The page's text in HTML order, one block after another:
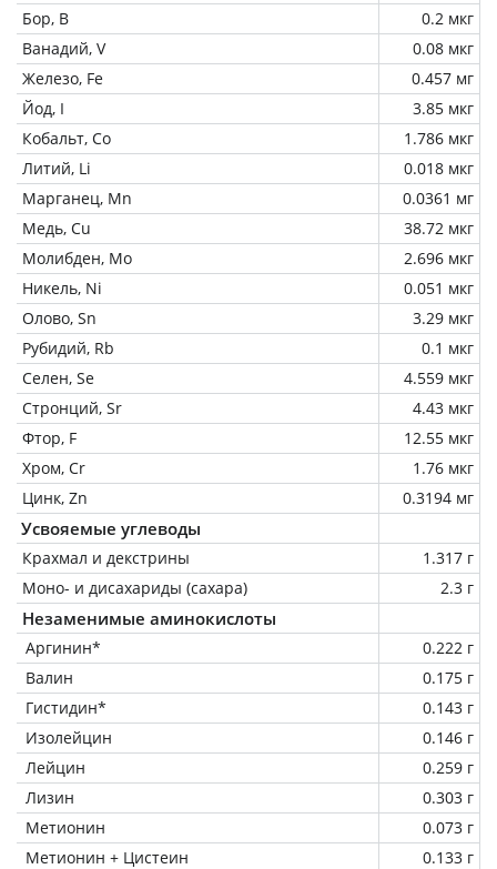
Бор, B
0.2 мкг
Ванадий, V
0.08 мкг
Железо, Fe
0.457 мг
Йод, I
3.85 мкг
Кобальт, Co
1.786 мкг
Литий, Li
0.018 мкг
Марганец, Mn
0.0361 мг
Медь, Cu
38.72 мкг
Молибден, Mo
2.696 мкг
Никель, Ni
0.051 мкг
Олово, Sn
3.29 мкг
Рубидий, Rb
0.1 мкг
Селен, Se
4.559 мкг
Стронций, Sr
4.43 мкг
Фтор, F
12.55 мкг
Хром, Cr
1.76 мкг
Цинк, Zn
0.3194 мг
Усвояемые углеводы
Крахмал и декстрины
1.317 г
Моно- и дисахариды (сахара)
2.3 г
Незаменимые аминокислоты
Аргинин*
0.222 г
Валин
0.175 г
Гистидин*
0.143 г
Изолейцин
0.146 г
Лейцин
0.259 г
Лизин
0.303 г
Метионин
0.073 г
Метионин + Цистеин
0.133 г